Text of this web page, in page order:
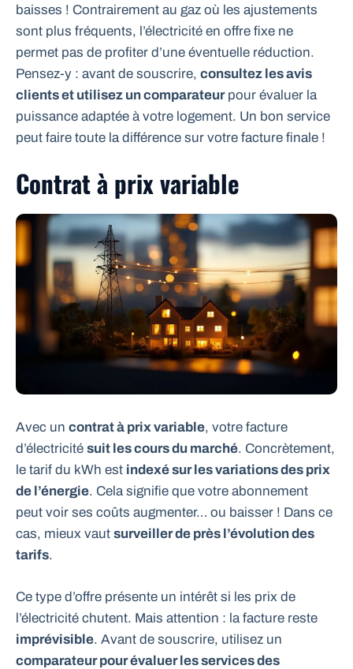
baisses ! Contrairement au gaz où les ajustements
sont plus fréquents, l’électricité en offre fixe ne
permet pas de profiter d’une éventuelle réduction.
Pensez-y : avant de souscrire, consultez les avis
clients et utilisez un comparateurpour évaluer la
puissance adaptée à votre logement. Un bon service
peut faire toute la différence sur votre facture finale !
Contrat à prix variable
Avec un contrat à prix variable, votre facture
d’électricité suit les cours du marché. Concrètement,
le tarif du kWh est indexé sur les variations des prix
de l’énergie. Cela signifie que votre abonnement
peut voir ses coûts augmenter… ou baisser ! Dans ce
cas, mieux vaut surveiller de près l’évolution des
tarifs.
Ce type d’offre présente un intérêt si les prix de
l’électricité chutent. Mais attention : la facture reste
imprévisible. Avant de souscrire, utilisez un
comparateur pour évaluer les services des